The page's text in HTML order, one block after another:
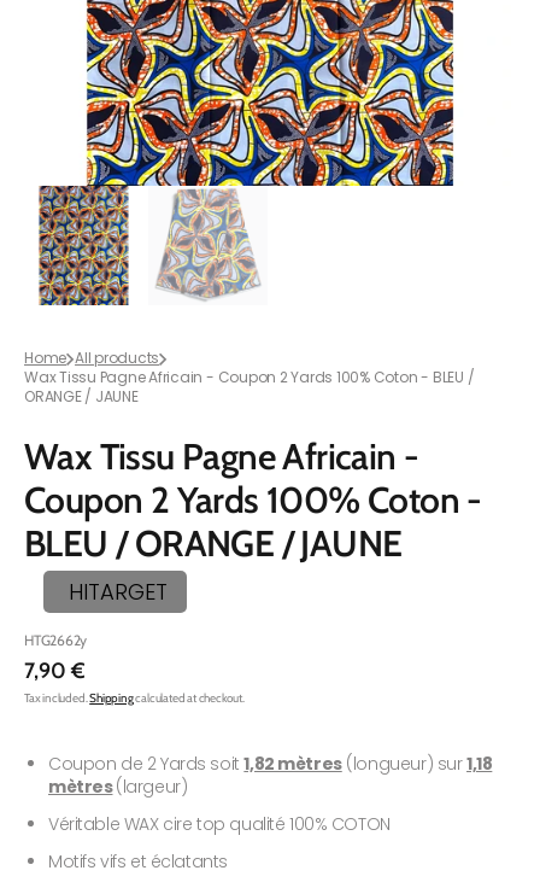
gallery
view
Home All products
Wax Tissu Pagne Africain - Coupon 2 Yards 100% Coton - BLEU /
ORANGE / JAUNE
Wax Tissu Pagne Africain -
Coupon 2 Yards 100% Coton -
BLEU / ORANGE / JAUNE
HITARGET
SKU:
HTG2662y
Regular
price
7,90 €
Tax included.Shippingcalculated at checkout.
Coupon de 2 Yards soit1,82 mètres(longueur) sur1,18
mètres(largeur)
Véritable WAX cire top qualité 100% COTON
Motifs vifs et éclatants